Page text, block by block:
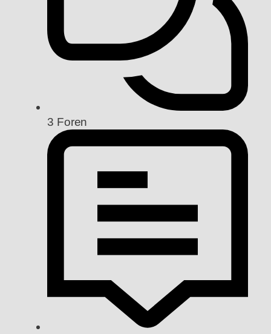
3 Foren